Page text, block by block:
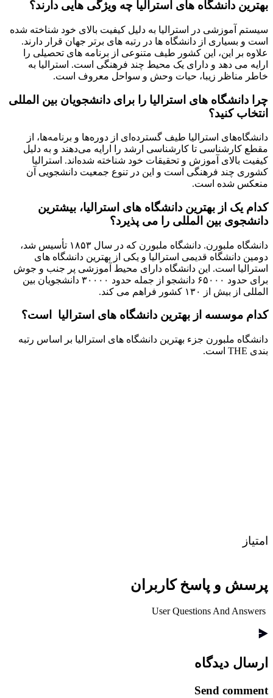
بهترین دانشگاه های استرالیا چه ویژگی هایی دارند؟
سیستم آموزشی در استرالیا به دلیل کیفیت بالای خود شناخته شده
است و بسیاری از دانشگاه ها در رتبه های برتر جهان قرار دارند.
علاوه بر این، این کشور طیف متنوعی از برنامه های تحصیلی را
ارایه می دهد و دارای یک محیط چند فرهنگی است. استرالیا به
خاطر مناظر زیبا، حیات وحش و سواحل معروف است.
چرا دانشگاه‌ های استرالیا را برای دانشجویان بین المللی
انتخاب کنید؟
دانشگاه‌های استرالیا طیف گسترده‌ای از دوره‌ها و برنامه‌ها، از
مقطع کارشناسی تا کارشناسی ارشد را ارایه می‌دهند و به دلیل
کیفیت بالای آموزش و تحقیقات خود شناخته شده‌اند. استرالیا
کشوری چند فرهنگی است و این در تنوع جمعیت دانشجویی آن
منعکس شده است.
کدام یک از بهترین دانشگاه های استرالیا، بیشترین
دانشجوی بین المللی را می پذیرد؟
دانشگاه ملبورن. دانشگاه ملبورن که در سال ۱۸۵۳ تأسیس شد،
دومین دانشگاه قدیمی استرالیا و یکی از بهترین دانشگاه های
استرالیا است. این دانشگاه دارای محیط آموزشی پر جنب و جوش
برای حدود ۶۵۰۰۰ دانشجو از جمله حدود ۳۰۰۰۰ دانشجویان بین
المللی از بیش از ۱۳۰ کشور فراهم می کند.
کدام موسسه از بهترین دانشگاه های استرالیا است؟
دانشگاه ملبورن جزء بهترین دانشگاه های استرالیا بر اساس رتبه
بندی THE است.
امتیاز
پرسش و پاسخ کاربران
ارسال دیدگاه
Send comment